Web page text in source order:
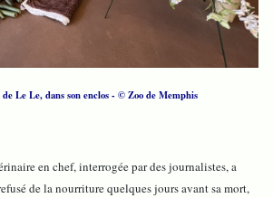
Le Le, dans son enclos - © Zoo de Memphis
en chef, interrogée par des journalistes, a
de la nourriture quelques jours avant sa mort,